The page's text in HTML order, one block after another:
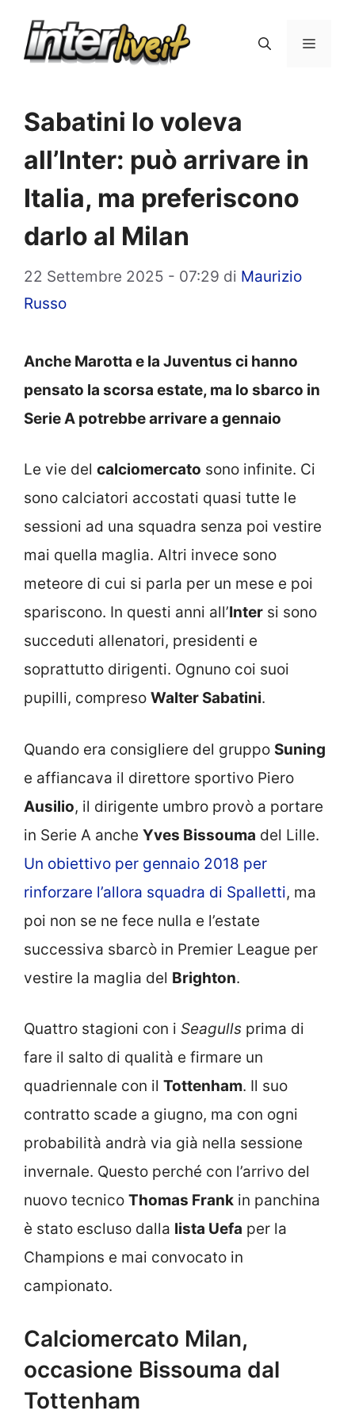
Menu
Sabatini lo voleva
all’Inter: può arrivare in
Italia, ma preferiscono
darlo al Milan
22 Settembre 2025 - 07:29 di Maurizio
Russo
Anche Marotta e la Juventus ci hanno
pensato la scorsa estate, ma lo sbarco in
Serie A potrebbe arrivare a gennaio
Le vie del calciomercato sono infinite. Ci
sono calciatori accostati quasi tutte le
sessioni ad una squadra senza poi vestire
mai quella maglia. Altri invece sono
meteore di cui si parla per un mese e poi
spariscono. In questi anni all’Inter si sono
succeduti allenatori, presidenti e
soprattutto dirigenti. Ognuno coi suoi
pupilli, compreso Walter Sabatini.
Quando era consigliere del gruppo Suning
e affiancava il direttore sportivo Piero
Ausilio, il dirigente umbro provò a portare
in Serie A anche Yves Bissouma del Lille.
Un obiettivo per gennaio 2018 per
rinforzare l’allora squadra di Spalletti, ma
poi non se ne fece nulla e l’estate
successiva sbarcò in Premier League per
vestire la maglia del Brighton.
Quattro stagioni con i Seagulls prima di
fare il salto di qualità e firmare un
quadriennale con il Tottenham. Il suo
contratto scade a giugno, ma con ogni
probabilità andrà via già nella sessione
invernale. Questo perché con l’arrivo del
nuovo tecnico Thomas Frank in panchina
è stato escluso dalla lista Uefa per la
Champions e mai convocato in
campionato.
Calciomercato Milan,
occasione Bissouma dal
Tottenham